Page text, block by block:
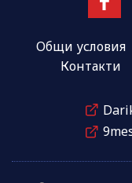
Общи условия
Контакти